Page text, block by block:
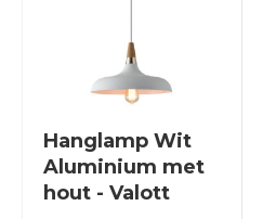
Hanglamp Wit
Aluminium met
hout - Valott